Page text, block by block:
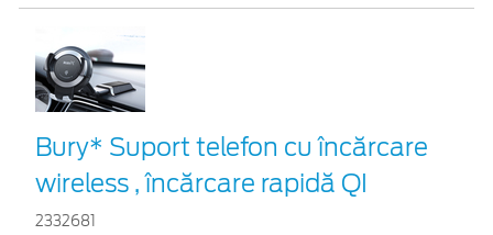
Bury* Suport telefon cu încărcare
wireless , încărcare rapidă QI
2332681